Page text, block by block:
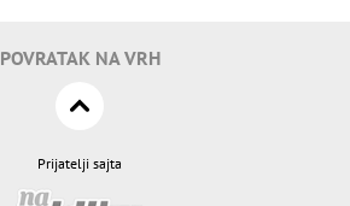
POVRATAK NA VRH
Prijatelji sajta